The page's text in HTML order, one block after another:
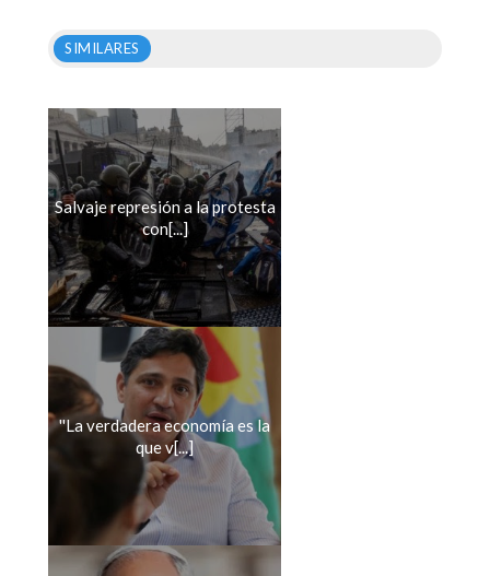
SIMILARES
Salvaje represión a la protesta
con[...]
''La verdadera economía es la
que v[...]